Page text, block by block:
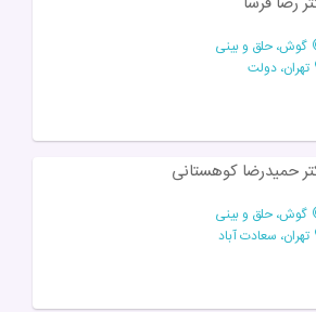
گوش، حلق و بینی
تهران، دولت
حمیدرضا کوهستانی
گوش، حلق و بینی
تهران، سعادت آباد